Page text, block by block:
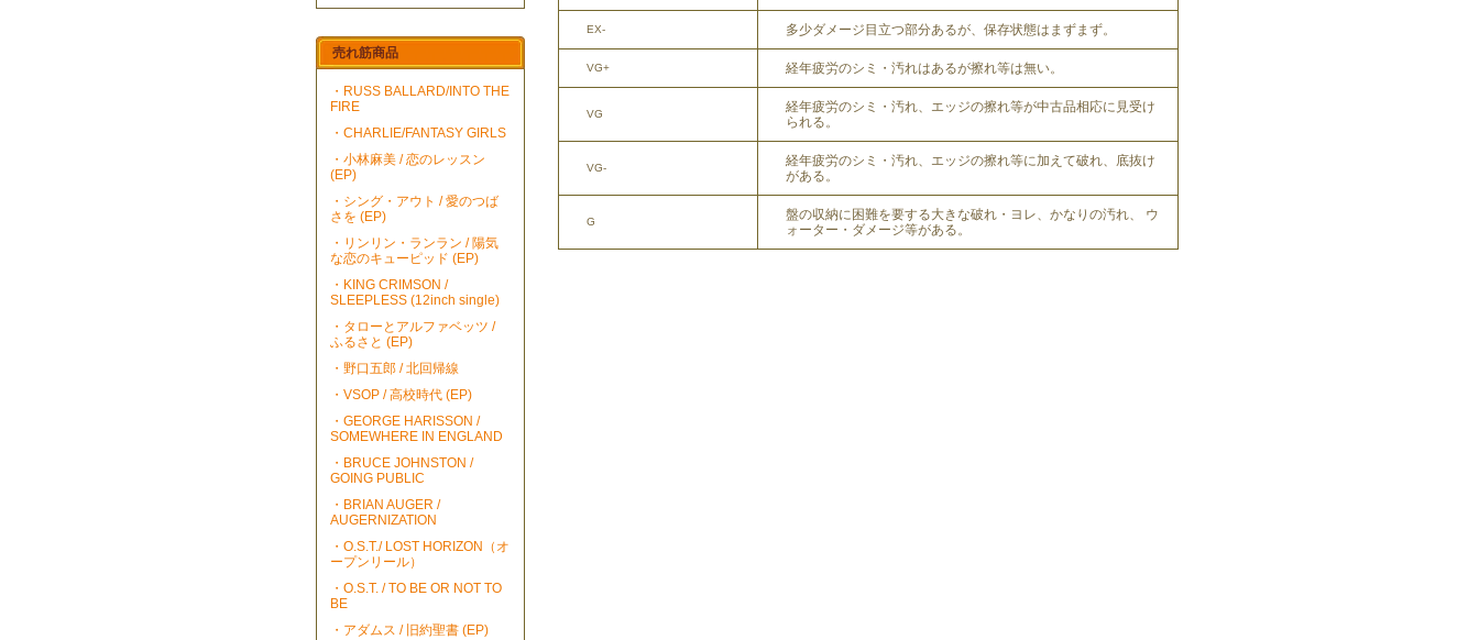
売れ筋商品
・RUSS BALLARD/INTO THE
FIRE
・CHARLIE/FANTASY GIRLS
・小林麻美 / 恋のレッスン
(EP)
・シング・アウト / 愛のつば
さを (EP)
・リンリン・ランラン / 陽気
な恋のキューピッド (EP)
・KING CRIMSON /
SLEEPLESS (12inch single)
・タローとアルファベッツ /
ふるさと (EP)
・野口五郎 / 北回帰線
・VSOP / 高校時代 (EP)
・GEORGE HARISSON /
SOMEWHERE IN ENGLAND
・BRUCE JOHNSTON /
GOING PUBLIC
・BRIAN AUGER /
AUGERNIZATION
・O.S.T./ LOST HORIZON（オ
ープンリール）
・O.S.T. / TO BE OR NOT TO
BE
・アダムス / 旧約聖書 (EP)
EX- 多少ダメージ目立つ部分あるが、保存状態はまずまず。
VG+ 経年疲労のシミ・汚れはあるが擦れ等は無い。
VG
経年疲労のシミ・汚れ、エッジの擦れ等が中古品相応に見受け
られる。
VG-
経年疲労のシミ・汚れ、エッジの擦れ等に加えて破れ、底抜け
がある。
G
盤の収納に困難を要する大きな破れ・ヨレ、かなりの汚れ、 ウ
ォーター・ダメージ等がある。